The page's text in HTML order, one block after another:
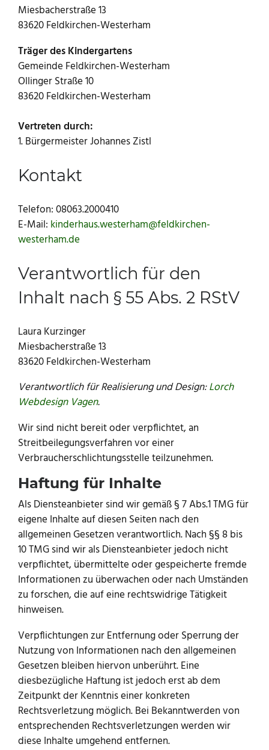
Miesbacherstraße 13
83620 Feldkirchen-Westerham
Träger des Kindergartens
Gemeinde Feldkirchen-Westerham
Ollinger Straße 10
83620 Feldkirchen-Westerham
Vertreten durch:
1. Bürgermeister Johannes Zistl
Kontakt
Telefon: 08063.2000410
E-Mail: kinderhaus.westerham@feldkirchen-
westerham.de
Verantwortlich für den
Inhalt nach § 55 Abs. 2 RStV
Laura Kurzinger
Miesbacherstraße 13
83620 Feldkirchen-Westerham
Verantwortlich für Realisierung und Design:Lorch
Webdesign Vagen.
Wir sind nicht bereit oder verpflichtet, an
Streitbeilegungsverfahren vor einer
Verbraucherschlichtungsstelle teilzunehmen.
Haftung für Inhalte
Als Diensteanbieter sind wir gemäß § 7 Abs.1 TMG für
eigene Inhalte auf diesen Seiten nach den
allgemeinen Gesetzen verantwortlich. Nach §§ 8 bis
10 TMG sind wir als Diensteanbieter jedoch nicht
verpflichtet, übermittelte oder gespeicherte fremde
Informationen zu überwachen oder nach Umständen
zu forschen, die auf eine rechtswidrige Tätigkeit
hinweisen.
Verpflichtungen zur Entfernung oder Sperrung der
Nutzung von Informationen nach den allgemeinen
Gesetzen bleiben hiervon unberührt. Eine
diesbezügliche Haftung ist jedoch erst ab dem
Zeitpunkt der Kenntnis einer konkreten
Rechtsverletzung möglich. Bei Bekanntwerden von
entsprechenden Rechtsverletzungen werden wir
diese Inhalte umgehend entfernen.
Hausordnung (PDF)
KiKu - KiWest (PDF)
Informationen für Familien in Feldkirchen-